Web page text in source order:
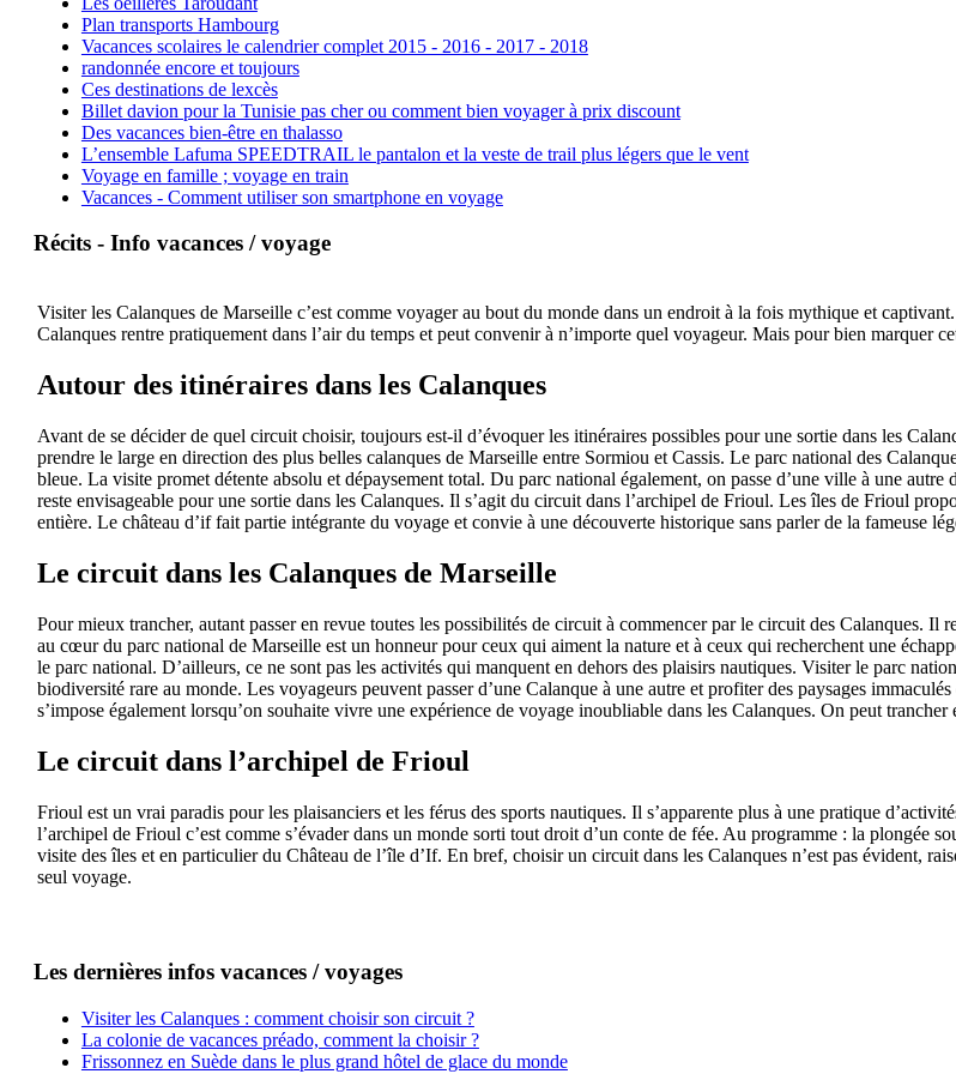
Plan transports Hambourg
Vacances scolaires le calendrier complet 2015 - 2016 - 2017 - 2018
randonnée encore et toujours
Ces destinations de lexcès
Billet davion pour la Tunisie pas cher ou comment bien voyager à prix discount
Des vacances bien-être en thalasso
L’ensemble Lafuma SPEEDTRAIL le pantalon et la veste de trail plus légers que le vent
Voyage en famille ; voyage en train
Vacances - Comment utiliser son smartphone en voyage
Récits - Info vacances / voyage
Visiter les Calanques de Marseille c’est comme voyager au bout du monde dans un endroit à la fois mythique et
Calanques rentre pratiquement dans l’air du temps et peut convenir à n’importe quel voyageur. Mais pour bien marquer
Autour des itinéraires dans les Calanques
Avant de se décider de quel circuit choisir, toujours est-il d’évoquer les itinéraires possibles pour une sortie dans les
prendre le large en direction des plus belles calanques de Marseille entre Sormiou et Cassis. Le parc national des
bleue. La visite promet détente absolu et dépaysement total. Du parc national également, on passe d’une ville à une
reste envisageable pour une sortie dans les Calanques. Il s’agit du circuit dans l’archipel de Frioul. Les îles de Frioul
entière. Le château d’if fait partie intégrante du voyage et convie à une découverte historique sans parler de la fameuse
Le circuit dans les Calanques de Marseille
Pour mieux trancher, autant passer en revue toutes les possibilités de circuit à commencer par le circuit des Calanques. Il
au cœur du parc national de Marseille est un honneur pour ceux qui aiment la nature et à ceux qui recherchent une
le parc national. D’ailleurs, ce ne sont pas les activités qui manquent en dehors des plaisirs nautiques. Visiter le parc
biodiversité rare au monde. Les voyageurs peuvent passer d’une Calanque à une autre et profiter des paysages
s’impose également lorsqu’on souhaite vivre une expérience de voyage inoubliable dans les Calanques. On peut
Le circuit dans l’archipel de Frioul
Frioul est un vrai paradis pour les plaisanciers et les férus des sports nautiques. Il s’apparente plus à une pratique
l’archipel de Frioul c’est comme s’évader dans un monde sorti tout droit d’un conte de fée. Au programme : la plongée
visite des îles et en particulier du Château de l’île d’If. En bref, choisir un circuit dans les Calanques n’est pas évident,
seul voyage.
Les dernières infos vacances / voyages
Visiter les Calanques : comment choisir son circuit ?
La colonie de vacances préado, comment la choisir ?
Frissonnez en Suède dans le plus grand hôtel de glace du monde